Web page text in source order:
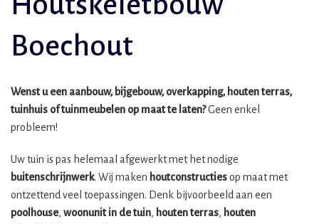
Boechout
Wenst u een aanbouw, bijgebouw, overkapping, houten terras,
tuinhuis of tuinmeubelen op maat te laten?Geen enkel
probleem!
Uw tuin is pas helemaal afgewerkt met het nodige
buitenschrijnwerk. Wij maken houtconstructiesop maat met
ontzettend veel toepassingen. Denk bijvoorbeeld aan een
poolhouse, woonunit in de tuin, houten terras, houten